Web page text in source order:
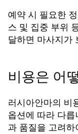
예약 시 필요한
스 및 집중 부위
달하면 마사지가
비용은 어
러시아안마의 비
옵션에 따라 다
과 품질을 고려